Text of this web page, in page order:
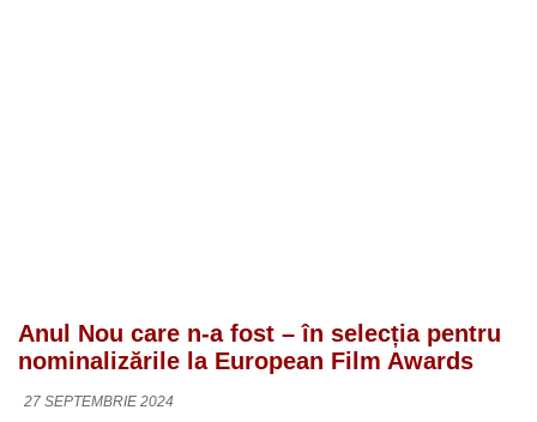
Anul Nou care n-a fost – în selecția pentru
nominalizările la European Film Awards
27 SEPTEMBRIE 2024